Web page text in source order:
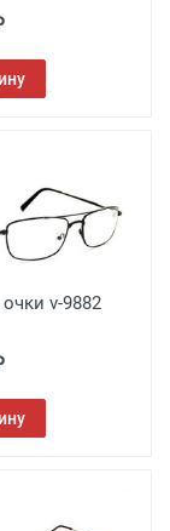
v-9882